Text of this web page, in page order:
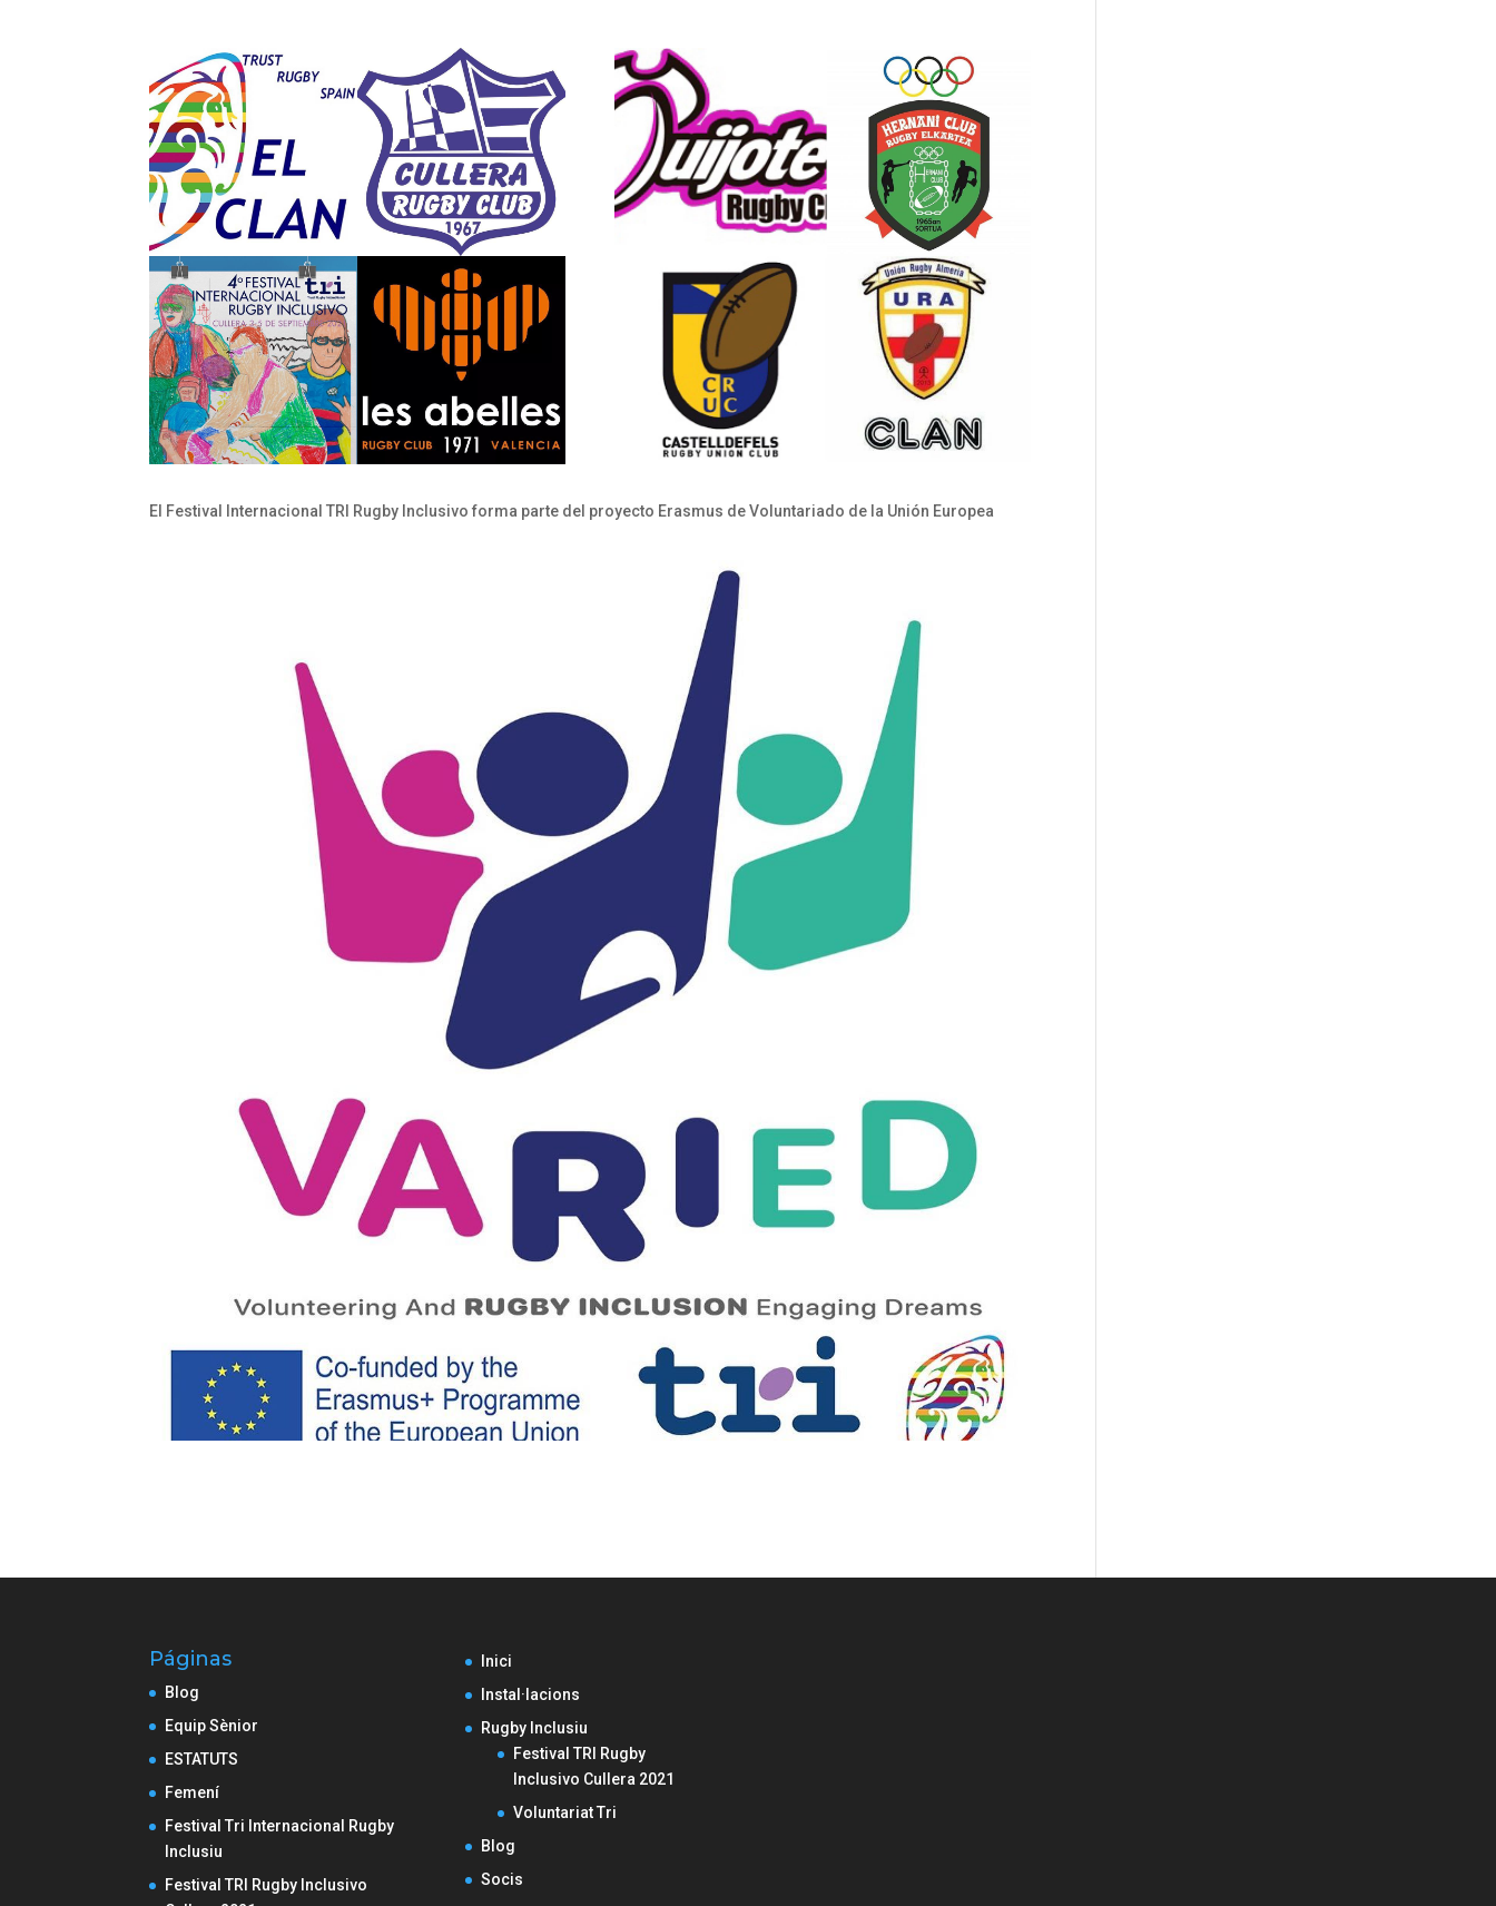
El Festival Internacional TRI Rugby Inclusivo forma parte del proyecto Erasmus de Voluntariado de la Unión Europea
Páginas
Blog
Equip Sènior
ESTATUTS
Femení
Festival Tri Internacional Rugby
Inclusiu
Festival TRI Rugby Inclusivo
Inici
Instal·lacions
Rugby Inclusiu
Festival TRI Rugby
Inclusivo Cullera 2021
Voluntariat Tri
Blog
Socis